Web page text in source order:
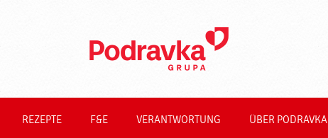
REZEPTE F&E VERANTWORTUNG ÜBER PODRAVKA